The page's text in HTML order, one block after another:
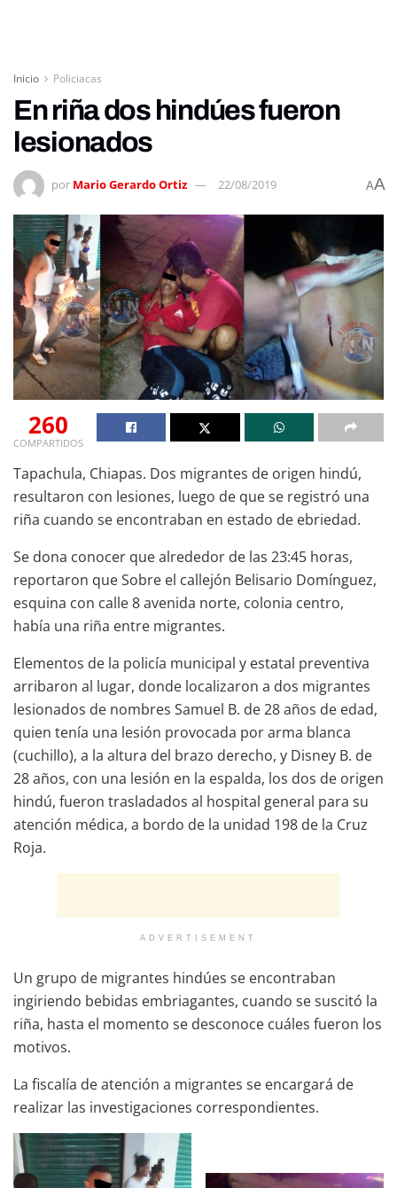
Inicio Policiacas
En riña dos hindúes fueron
lesionados
por Mario Gerardo Ortiz 22/08/2019 AA
260
COMPARTIDOS
Tapachula, Chiapas. Dos migrantes de origen hindú,
resultaron con lesiones, luego de que se registró una
riña cuando se encontraban en estado de ebriedad.
Se dona conocer que alrededor de las 23:45 horas,
reportaron que Sobre el callejón Belisario Domínguez,
esquina con calle 8 avenida norte, colonia centro,
había una riña entre migrantes.
Elementos de la policía municipal y estatal preventiva
arribaron al lugar, donde localizaron a dos migrantes
lesionados de nombres Samuel B. de 28 años de edad,
quien tenía una lesión provocada por arma blanca
(cuchillo), a la altura del brazo derecho, y Disney B. de
28 años, con una lesión en la espalda, los dos de origen
hindú, fueron trasladados al hospital general para su
atención médica, a bordo de la unidad 198 de la Cruz
Roja.
ADVERTISEMENT
Un grupo de migrantes hindúes se encontraban
ingiriendo bebidas embriagantes, cuando se suscitó la
riña, hasta el momento se desconoce cuáles fueron los
motivos.
La fiscalía de atención a migrantes se encargará de
realizar las investigaciones correspondientes.